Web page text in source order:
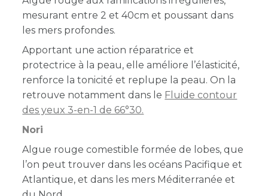
mesurant entre 2 et 40cm et poussant dans
les mers profondes.
Apportant une action réparatrice et
protectrice à la peau, elle améliore l’élasticité,
renforce la tonicité et replupe la peau. On la
retrouve notamment dans le Fluide contour
des yeux 3-en-1 de 66°30.
Nori
Algue rouge comestible formée de lobes, que
l’on peut trouver dans les océans Pacifique et
Atlantique, et dans les mers Méditerranée et